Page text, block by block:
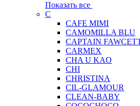
Показать все
C
CAFE MIMI
CAMOMILLA BLU
CAPTAIN
CARMEX
CHA U KAO
CHI
CHRISTINA
CIL-GLAMOUR
CLEAN-BABY